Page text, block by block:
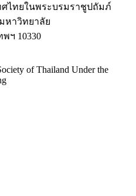
ไทยในพระบรมราชูปถัมภ์
หาวิทยาลัย
ฯ 10330
of Thailand Under the